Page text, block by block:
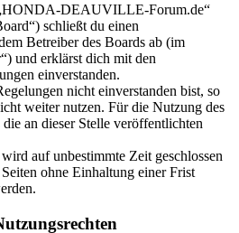
DEAUVILLE-Forum.de“
schließt du einen
Betreiber des Boards ab (im
und erklärst dich mit den
einverstanden.
nicht einverstanden bist, so
weiter nutzen. Für die Nutzung des
an dieser Stelle veröffentlichten
auf unbestimmte Zeit geschlossen
ohne Einhaltung einer Frist